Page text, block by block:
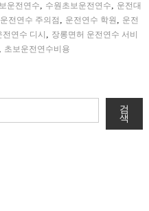
운전연수, 수원초보운전연수, 운전대
운전연수 주의점 , 운전연수 학원 , 운전
연수 디시 , 장롱면허 운전연수 서비
, 초보운전연수비용
검
색